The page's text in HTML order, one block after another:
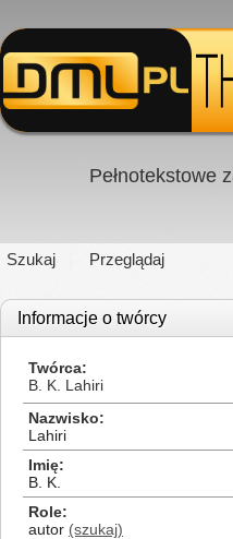
Pełnotekstowe
Szukaj Przeglądaj
Informacje o twórcy
Twórca
В. K. Lahiri
Nazwisko
Lahiri
Imię
В. K.
Role
autor (szukaj)